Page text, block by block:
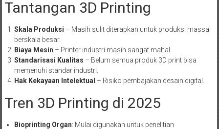
Tantangan 3D Printing
Skala Produksi – Masih sulit diterapkan untuk produksi massal
berskala besar.
Biaya Mesin – Printer industri masih sangat mahal.
Standarisasi Kualitas – Belum semua produk 3D print bisa
memenuhi standar industri.
Hak Kekayaan Intelektual – Risiko pembajakan desain digital.
Tren 3D Printing di 2025
Bioprinting Organ: Mulai digunakan untuk penelitian